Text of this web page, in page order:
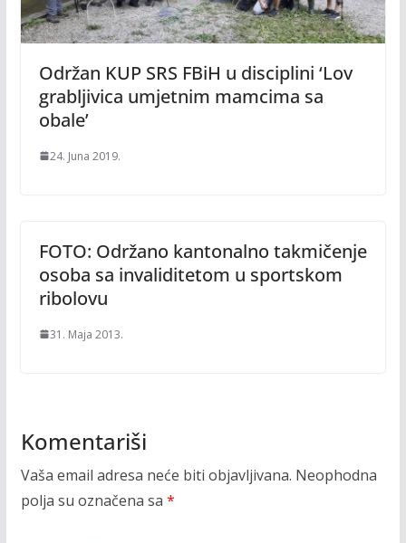
Održan KUP SRS FBiH u disciplini ‘Lov
grabljivica umjetnim mamcima sa
obale’
24. Juna 2019.
FOTO: Održano kantonalno takmičenje
osoba sa invaliditetom u sportskom
ribolovu
31. Maja 2013.
Komentariši
Vaša email adresa neće biti objavljivana. Neophodna
polja su označena sa *